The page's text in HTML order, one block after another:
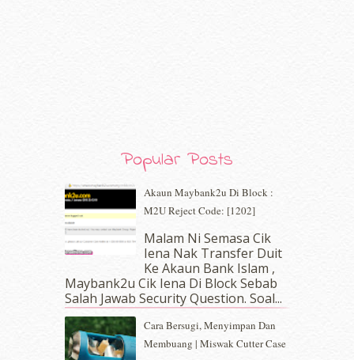
June 2019(2)
May 2019(9)
April 2019(5)
March 2019(3)
January 2019(4)
December 2018 (6)
November 2018(7)
October 2018(5)
September 2018(4)
Popular Posts
Akaun Maybank2u Di Block :
M2U Reject Code: [1202]
Malam Ni Semasa Cik
Iena Nak Transfer Duit
Ke Akaun Bank Islam ,
Maybank2u Cik Iena Di Block Sebab
Salah Jawab Security Question. Soal...
Cara Bersugi, Menyimpan Dan
Membuang | Miswak Cutter Case